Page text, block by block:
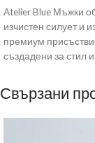
Atelier Blue Мъжки
изчистен силует и
премиум
създадени за стил
Свързани